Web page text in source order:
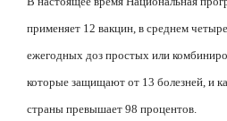
применяет 12 вакцин, в среднем
ежегодных доз простых или
которые защищают от 13 болезней, и
страны превышает 98 процентов.